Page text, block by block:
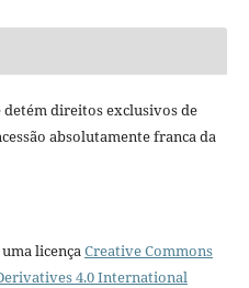
detém direitos exclusivos de
absolutamente franca da
licençaCreative Commons
4.0 International